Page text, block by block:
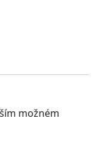
možném